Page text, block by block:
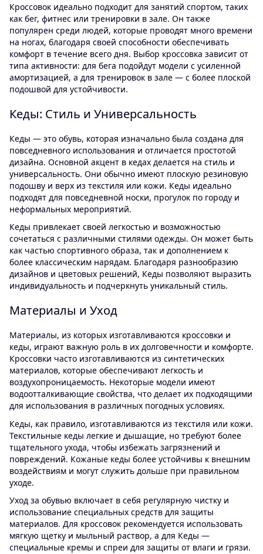
Кроссовок идеально подходит для занятий спортом, таких
как бег, фитнес или тренировки в зале. Он также
популярен среди людей, которые проводят много времени
на ногах, благодаря своей способности обеспечивать
комфорт в течение всего дня. Выбор кроссовка зависит от
типа активности: для бега подойдут модели с усиленной
амортизацией, а для тренировок в зале — с более плоской
подошвой для устойчивости.
Кеды: Стиль и Универсальность
Кеды — это обувь, которая изначально была создана для
повседневного использования и отличается простотой
дизайна. Основной акцент в кедах делается на стиль и
универсальность. Они обычно имеют плоскую резиновую
подошву и верх из текстиля или кожи. Кеды идеально
подходят для повседневной носки, прогулок по городу и
неформальных мероприятий.
Кеды привлекает своей легкостью и возможностью
сочетаться с различными стилями одежды. Он может быть
как частью спортивного образа, так и дополнением к
более классическим нарядам. Благодаря разнообразию
дизайнов и цветовых решений, Кеды позволяют выразить
индивидуальность и подчеркнуть уникальный стиль.
Материалы и Уход
Материалы, из которых изготавливаются кроссовки и
кеды, играют важную роль в их долговечности и комфорте.
Кроссовки часто изготавливаются из синтетических
материалов, которые обеспечивают легкость и
воздухопроницаемость. Некоторые модели имеют
водоотталкивающие свойства, что делает их подходящими
для использования в различных погодных условиях.
Кеды, как правило, изготавливаются из текстиля или кожи.
Текстильные кеды легкие и дышащие, но требуют более
тщательного ухода, чтобы избежать загрязнений и
повреждений. Кожаные кеды более устойчивы к внешним
воздействиям и могут служить дольше при правильном
уходе.
Уход за обувью включает в себя регулярную чистку и
использование специальных средств для защиты
материалов. Для кроссовок рекомендуется использовать
мягкую щетку и мыльный раствор, а для Кеды —
специальные кремы и спреи для защиты от влаги и грязи.